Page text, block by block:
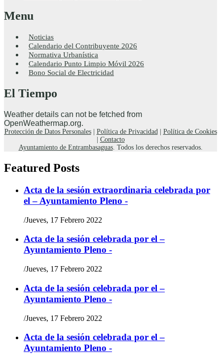
Menu
Noticias
Calendario del Contribuyente 2026
Normativa Urbanística
Calendario Punto Limpio Móvil 2026
Bono Social de Electricidad
El Tiempo
Weather details can not be fetched from
OpenWeathermap.org.
Protección de Datos Personales| Política de Privacidad| Política de Cookies
Contacto
Ayuntamiento de Entrambasaguas. Todos los derechos reservados.
Featured Posts
Acta de la sesión extraordinaria celebrada por
el – Ayuntamiento Pleno -
/Jueves, 17 Febrero 2022
Acta de la sesión celebrada por el –
Ayuntamiento Pleno -
/Jueves, 17 Febrero 2022
Acta de la sesión celebrada por el –
Ayuntamiento Pleno -
/Jueves, 17 Febrero 2022
Acta de la sesión celebrada por el –
Ayuntamiento Pleno -